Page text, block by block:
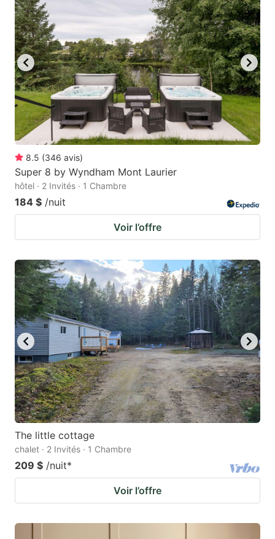
8.5 (346 avis)
Super 8 by Wyndham Mont Laurier
hôtel · 2 Invités · 1 Chambre
184 $ /nuit
Voir l’offre
The little cottage
chalet · 2 Invités · 1 Chambre
209 $ /nuit*
Voir l’offre